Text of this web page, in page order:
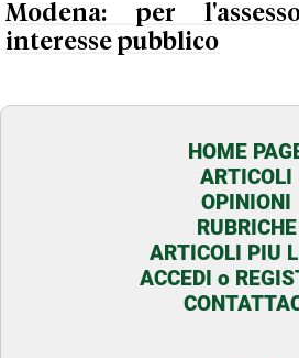
Modena: per
interesse pubblico
HOME
ARTICOLI
OPINIONI
RUBRICHE
ARTICOLI PIU
ACCEDI o